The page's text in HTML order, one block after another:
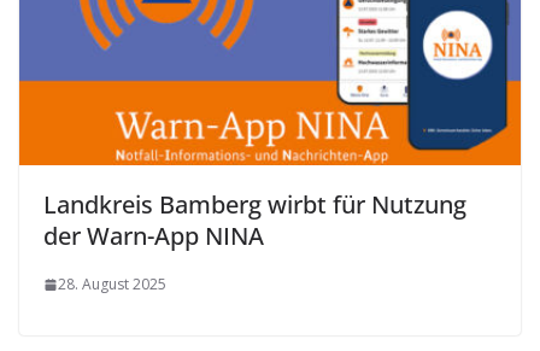
Landkreis Bamberg wirbt für Nutzung
der Warn-App NINA
28. August 2025